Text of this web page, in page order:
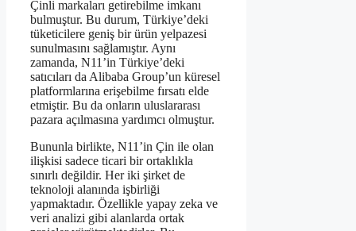
Çinli markaları getirebilme imkanı
bulmuştur. Bu durum, Türkiye’deki
tüketicilere geniş bir ürün yelpazesi
sunulmasını sağlamıştır. Aynı
zamanda, N11’in Türkiye’deki
satıcıları da Alibaba Group’un küresel
platformlarına erişebilme fırsatı elde
etmiştir. Bu da onların uluslararası
pazara açılmasına yardımcı olmuştur.
Bununla birlikte, N11’in Çin ile olan
ilişkisi sadece ticari bir ortaklıkla
sınırlı değildir. Her iki şirket de
teknoloji alanında işbirliği
yapmaktadır. Özellikle yapay zeka ve
veri analizi gibi alanlarda ortak